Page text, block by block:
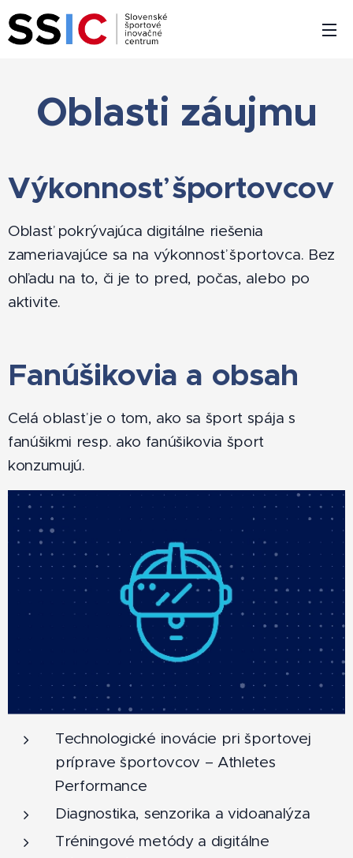
Oblasti záujmu
Výkonnosť športovcov
Oblasť pokrývajúca digitálne riešenia
zameriavajúce sa na výkonnosť športovca. Bez
ohľadu na to, či je to pred, počas, alebo po
aktivite.
Fanúšikovia a obsah
Celá oblasť je o tom, ako sa šport spája s
fanúšikmi resp. ako fanúšikovia šport
konzumujú.
Technologické inovácie pri športovej
príprave športovcov – Athletes
Performance
Diagnostika, senzorika a vidoanalýza
Tréningové metódy a digitálne